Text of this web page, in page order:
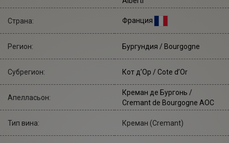
Страна: Франция
Регион: Бургундия / Bourgogne
Субрегион: Кот д’Ор / Cote d’Or
Апелласьон:
Креман де Бургонь /
Cremant de Bourgogne AOC
Тип вина: Креман (Cremant)